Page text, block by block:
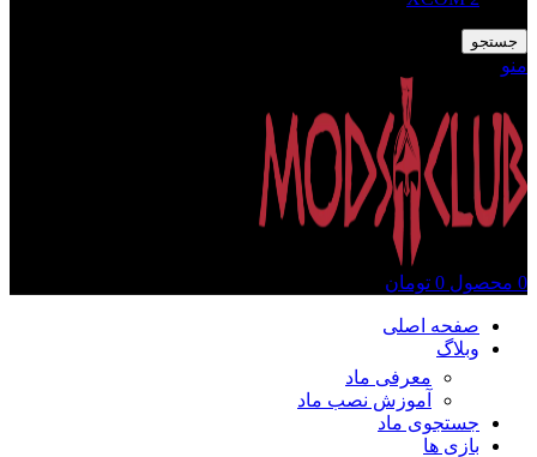
جستجو
منو
0 محصول 0 تومان
صفحه اصلی
وبلاگ
معرفی ماد
آموزش نصب ماد
جستجوی ماد
بازی ها